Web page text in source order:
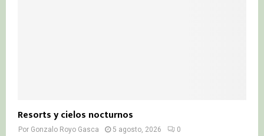
Resorts y cielos nocturnos
Por Gonzalo Royo Gasca 5 agosto, 2026 0